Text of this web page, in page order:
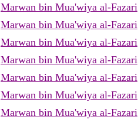
Marwan bin Mua'wiya al-Fazari
Marwan bin Mua'wiya al-Fazari
Marwan bin Mua'wiya al-Fazari
Marwan bin Mua'wiya al-Fazari
Marwan bin Mua'wiya al-Fazari
Marwan bin Mua'wiya al-Fazari
Marwan bin Mua'wiya al-Fazari